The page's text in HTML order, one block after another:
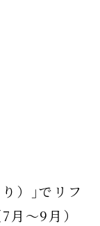
）｣でリフ
月〜9月）